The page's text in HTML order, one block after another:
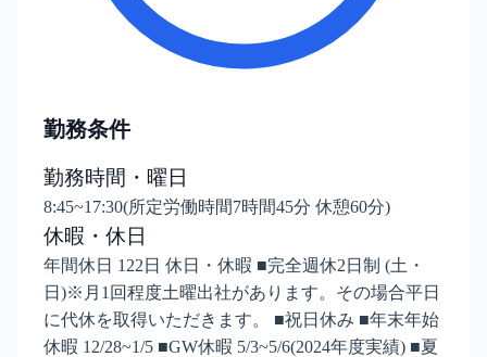
勤務条件
勤務時間・曜日
8:45~17:30(所定労働時間7時間45分 休憩60分)
休暇・休日
年間休日 122日 休日・休暇 ■完全週休2日制 (土・
日)※月1回程度土曜出社があります。その場合平日
に代休を取得いただきます。 ■祝日休み ■年末年始
休暇 12/28~1/5 ■GW休暇 5/3~5/6(2024年度実績) ■夏